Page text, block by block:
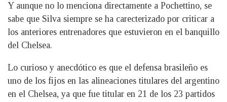
Y aunque no lo menciona directamente a Pochettino, se
sabe que Silva siempre se ha carecterizado por criticar a
los anteriores entrenadores que estuvieron en el banquillo
del Chelsea.
Lo curioso y anecdótico es que el defensa brasileño es
uno de los fijos en las alineaciones titulares del argentino
en el Chelsea, ya que fue titular en 21 de los 23 partidos